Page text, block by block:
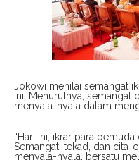
Jokowi menilai semangat
ini. Menurutnya, semangat
menyala-nyala dalam
“Hari ini, ikrar para
Semangat, tekad, dan cita-
menyala-nyala, bersatu